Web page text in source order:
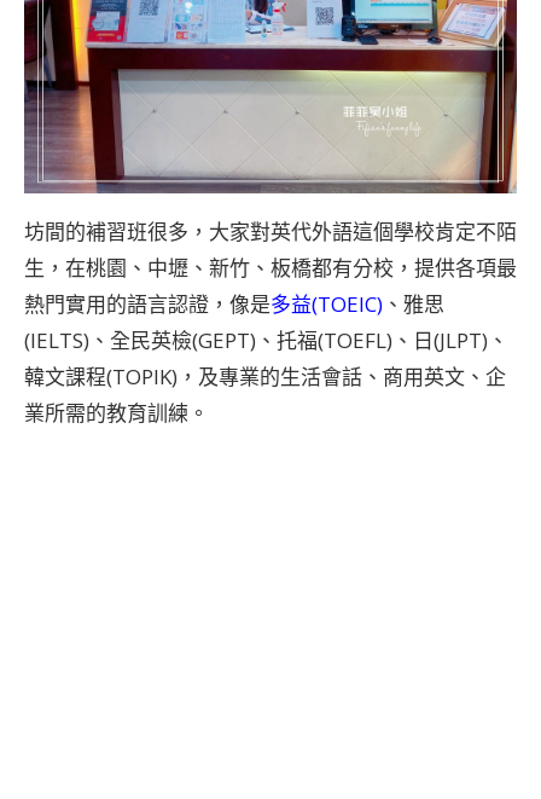
坊間的補習班很多，大家對英代外語這個學校肯定不陌
生，在桃園、中壢、新竹、板橋都有分校，提供各項最
熱門實用的語言認證，像是多益(TOEIC) 、雅思
(IELTS)、全民英檢(GEPT)、托福(TOEFL)、日(JLPT)、
韓文課程(TOPIK)，及專業的生活會話、商用英文、企
業所需的教育訓練。